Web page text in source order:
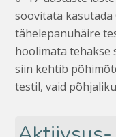
soovitata
tähelepanuhäire
hoolimata tehakse
siin kehtib
testil, vaid